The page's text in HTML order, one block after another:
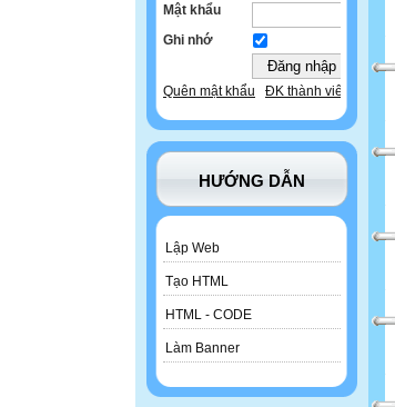
Mật khẩu
Ghi nhớ
Quên mật khẩu ĐK thành viên
HƯỚNG DẪN
Lập Web
Tạo HTML
HTML - CODE
Làm Banner